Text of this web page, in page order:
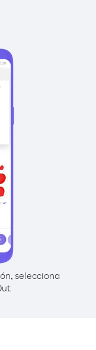
selecciona